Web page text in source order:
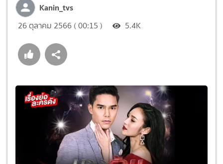
Kanin_tvs
26 ตุลาคม 2566 ( 00:15 ) 5.4K